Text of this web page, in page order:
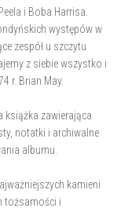
i Boba Harrisa.
występów w
zespół u szczytu
z siebie wszystko i
r. Brian May.
książka zawierająca
notatki i archiwalne
albumu.
kamieni
tożsamości i